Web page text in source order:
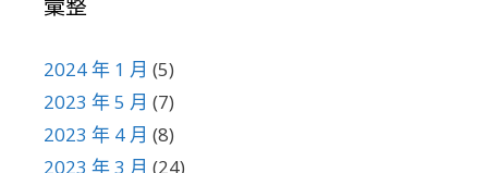
2024 年 1 月 (5)
2023 年 5 月 (7)
2023 年 4 月 (8)
2023 年 3 月 (24)